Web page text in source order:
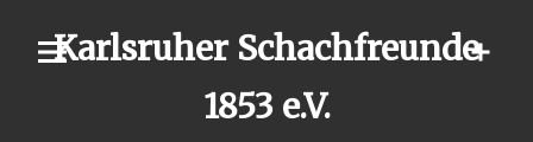
Karlsruher Schachfreunde
1853 e.V.